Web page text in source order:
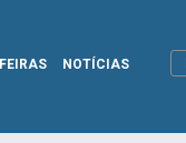
FEIRAS NOTÍCIAS